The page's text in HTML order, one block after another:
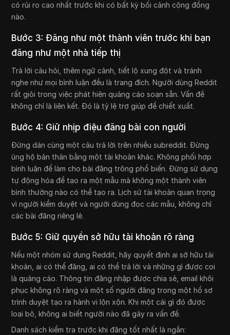
có rủi ro cao nhất trước khi có bất kỳ bối cảnh cộng đồng
nào.
Bước 3: Đăng như một thành viên trước khi bạn
đăng như một nhà tiếp thị
Trả lời câu hỏi, thêm ngữ cảnh, tiết lộ xung đột và tránh
nghe như mọi bình luận đều là trang đích. Người dùng Reddit
rất giỏi trong việc phát hiện quảng cáo soạn sẵn. Vấn đề
không chỉ là liên kết. Đó là tỷ lệ trợ giúp để chiết xuất.
Bước 4: Giữ nhịp điệu đăng bài con người
Đừng dán cùng một câu trả lời trên nhiều subreddit. Đừng
ủng hộ bản thân bằng một tài khoản khác. Không phối hợp
bình luận để làm cho bài đăng trông phổ biến. Đừng sử dụng
tự động hóa để tạo ra một mẫu mà không một thành viên
bình thường nào có thể tạo ra. Lịch sử tài khoản quan trọng
vì người kiểm duyệt và người dùng đọc các mẫu, không chỉ
các bài đăng riêng lẻ.
Bước 5: Giữ quyền sở hữu tài khoản rõ ràng
Nếu một nhóm sử dụng Reddit, hãy quyết định ai sở hữu tài
khoản, ai có thể đăng, ai có thể trả lời và những gì được coi
là quảng cáo. Thông tin đăng nhập được chia sẻ, email khôi
phục không rõ ràng và một số người đăng trong một hồ sơ
trình duyệt tạo ra hành vi lộn xộn. Khi một cái gì đó được
loại bỏ, không ai biết người nào đã gây ra vấn đề.
Danh sách kiểm tra trước khi đăng tốt nhất là ngắn: